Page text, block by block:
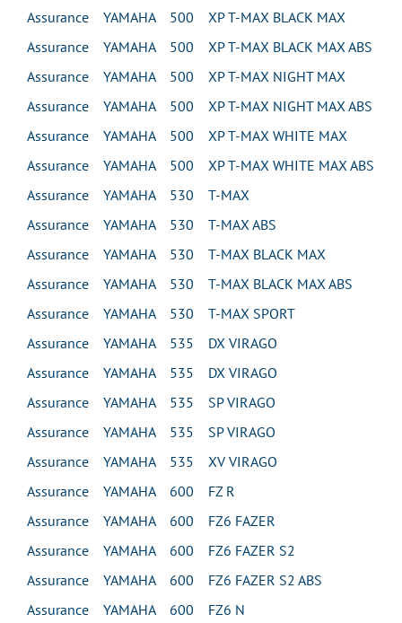
Assurance YAMAHA 500 XP T-MAX BLACK MAX
Assurance YAMAHA 500 XP T-MAX BLACK MAX ABS
Assurance YAMAHA 500 XP T-MAX NIGHT MAX
Assurance YAMAHA 500 XP T-MAX NIGHT MAX ABS
Assurance YAMAHA 500 XP T-MAX WHITE MAX
Assurance YAMAHA 500 XP T-MAX WHITE MAX ABS
Assurance YAMAHA 530 T-MAX
Assurance YAMAHA 530 T-MAX ABS
Assurance YAMAHA 530 T-MAX BLACK MAX
Assurance YAMAHA 530 T-MAX BLACK MAX ABS
Assurance YAMAHA 530 T-MAX SPORT
Assurance YAMAHA 535 DX VIRAGO
Assurance YAMAHA 535 DX VIRAGO
Assurance YAMAHA 535 SP VIRAGO
Assurance YAMAHA 535 SP VIRAGO
Assurance YAMAHA 535 XV VIRAGO
Assurance YAMAHA 600 FZ R
Assurance YAMAHA 600 FZ6 FAZER
Assurance YAMAHA 600 FZ6 FAZER S2
Assurance YAMAHA 600 FZ6 FAZER S2 ABS
Assurance YAMAHA 600 FZ6 N